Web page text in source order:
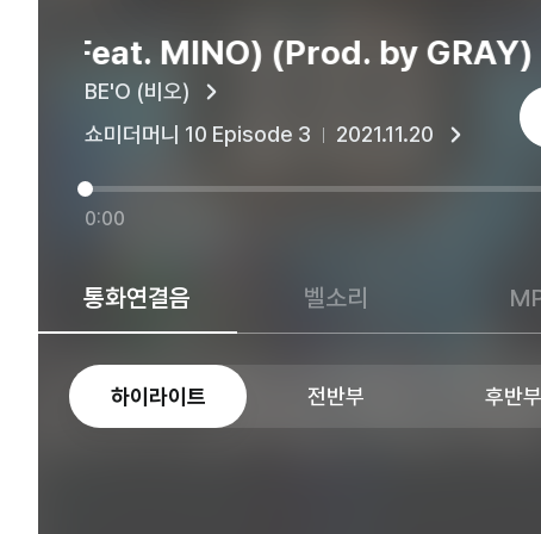
진 (Feat. MINO) (Prod. by GRAY)
BE'O (비오)
쇼미더머니 10 Episode 3
2021.11.20
0:00
통화연결음 벨소리
하이라이트 전반부 후반부